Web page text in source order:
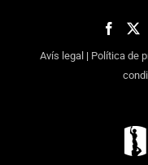
Avís legal| Política de